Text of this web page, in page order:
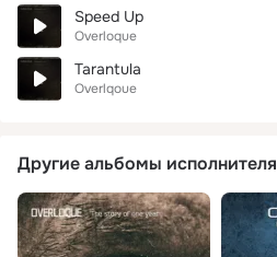
Speed Up
Overloque
Tarantula
Overlqoue
Другие альбомы исполнителя